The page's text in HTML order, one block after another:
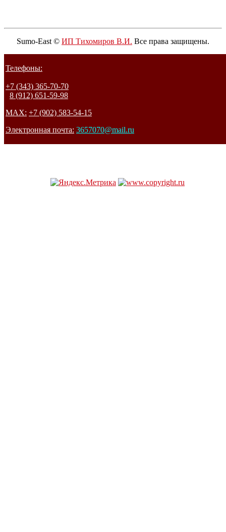
Sumo-East © ИП Тихомиров В.И. Все права защищены.
Телефоны:
+7 (343) 365-70-70
8 (912) 651-59-98
MAX: +7 (902) 583-54-15
Электронная почта: 3657070@mail.ru